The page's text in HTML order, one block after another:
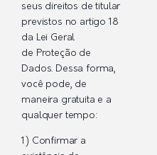
seus direitos de titular
previstos no artigo 18
da Lei Geral
de Proteção de
Dados. Dessa forma,
você pode, de
maneira gratuita e a
qualquer tempo:
1) Confirmar a